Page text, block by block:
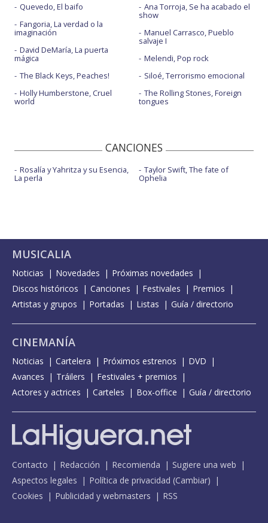
Quevedo, El baifo
Fangoria, La verdad o la
imaginación
David DeMaría, La puerta
mágica
The Black Keys, Peaches!
Holly Humberstone, Cruel
world
Ana Torroja, Se ha acabado el
show
Manuel Carrasco, Pueblo
salvaje I
Melendi, Pop rock
Siloé, Terrorismo emocional
The Rolling Stones, Foreign
tongues
CANCIONES
Rosalía y Yahritza y su Esencia,
La perla
Taylor Swift, The fate of
Ophelia
MUSICALIA
Noticias Novedades
Próximas novedades
Discos históricos
Canciones Festivales
Premios
Artistas y grupos
Portadas Listas Guía / directorio
CINEMANÍA
Noticias Cartelera Próximos estrenos
DVD
Avances
Tráilers
Festivales + premios
Actores y actrices
Carteles Box-office Guía / directorio
Contacto Redacción Recomienda
Sugiere una web
Aspectos legales
Política de privacidad (Cambiar)
Cookies
Publicidad y webmasters RSS